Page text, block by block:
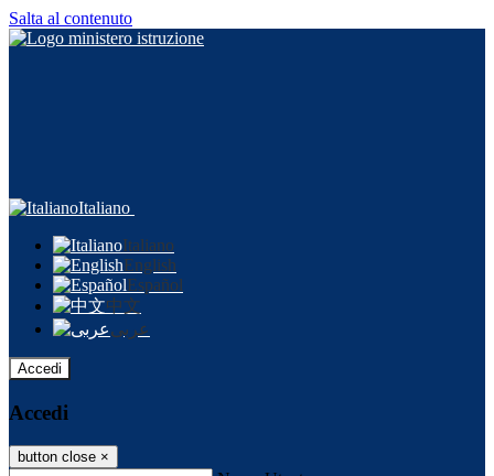
Salta al contenuto
Italiano
Italiano
English
Español
中文
عربى
Accedi
Accedi
button close ×